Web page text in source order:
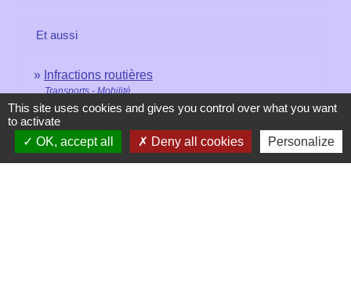
Et aussi
Infractions routières
Transports - Mobilité
Permis de conduire
Transports - Mobilité
This site uses cookies and gives you control over what you want
to activate
OK, accept all
Deny all cookies Personalize